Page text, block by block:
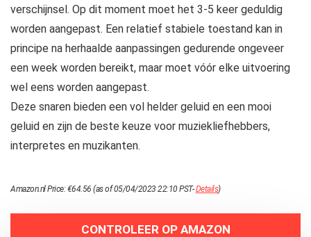
verschijnsel. Op dit moment moet het 3-5 keer geduldig
worden aangepast. Een relatief stabiele toestand kan in
principe na herhaalde aanpassingen gedurende ongeveer
een week worden bereikt, maar moet vóór elke uitvoering
wel eens worden aangepast.
Deze snaren bieden een vol helder geluid en een mooi
geluid en zijn de beste keuze voor muziekliefhebbers,
interpretes en muzikanten.
Amazon.nl Price:€64.56 (as of 05/04/2023 22:10 PST-Details)
CONTROLEER OP AMAZON